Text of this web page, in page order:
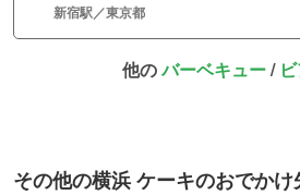
新宿駅／東京都
他のバーベキュー/
その他の横浜 ケーキのおでかけ